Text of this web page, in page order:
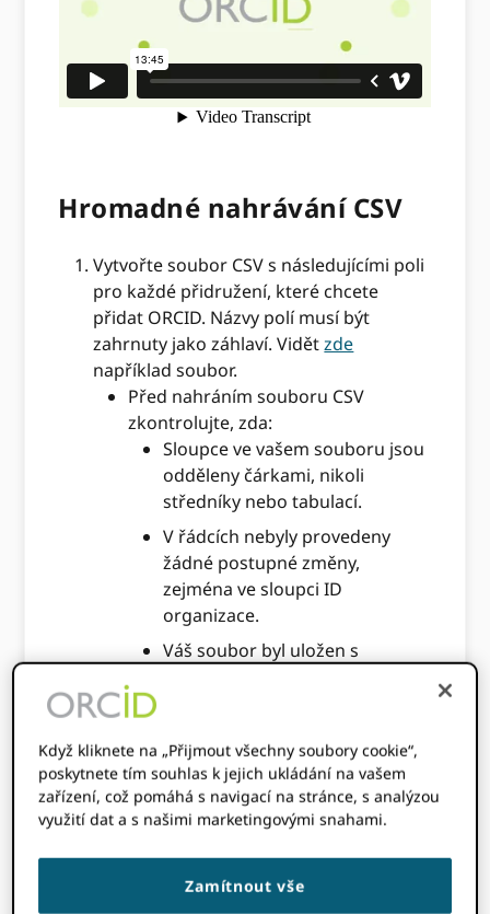
Hromadné nahrávání CSV
Vytvořte soubor CSV s následujícími poli
pro každé přidružení, které chcete
přidat ORCID. Názvy polí musí být
zahrnuty jako záhlaví. Vidětzde
například soubor.
Před nahráním souboru CSV
zkontrolujte, zda:
Sloupce ve vašem souboru jsou
odděleny čárkami, nikoli
středníky nebo tabulací.
V řádcích nebyly provedeny
žádné postupné změny,
zejména ve sloupci ID
organizace.
Váš soubor byl uložen s
akutní hlásky nebo dieréze).
Do souboru nebyly přidány
žádné další zalomení řádků.
Váš soubor se řídí pravidly
ověření v následující tabulce
Když kliknete na „Přijmout všechny soubory cookie“,
poskytnete tím souhlas k jejich ukládání na vašem
zařízení, což pomáhá s navigací na stránce, s analýzou
využití dat a s našimi marketingovými snahami.
Zamítnout vše